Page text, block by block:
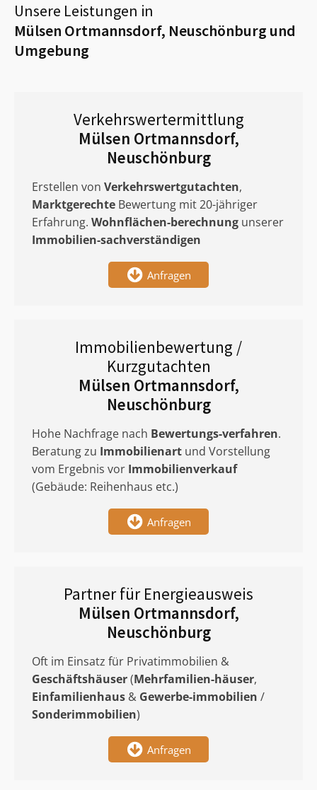
Unsere Leistungen in
Mülsen Ortmannsdorf, Neuschönburg und
Umgebung
Verkehrswertermittlung
Mülsen Ortmannsdorf,
Neuschönburg
Erstellen von Verkehrswertgutachten,
Marktgerechte Bewertung mit 20-jähriger
Erfahrung. Wohnflächen-berechnung unserer
Immobilien-sachverständigen
Anfragen
Immobilienbewertung /
Kurzgutachten
Mülsen Ortmannsdorf,
Neuschönburg
Hohe Nachfrage nach Bewertungs-verfahren.
Beratung zu Immobilienart und Vorstellung
vom Ergebnis vor Immobilienverkauf
(Gebäude: Reihenhaus etc.)
Anfragen
Partner für Energieausweis
Mülsen Ortmannsdorf,
Neuschönburg
Oft im Einsatz für Privatimmobilien &
Geschäftshäuser(Mehrfamilien-häuser,
Einfamilienhaus & Gewerbe-immobilien /
Sonderimmobilien)
Anfragen